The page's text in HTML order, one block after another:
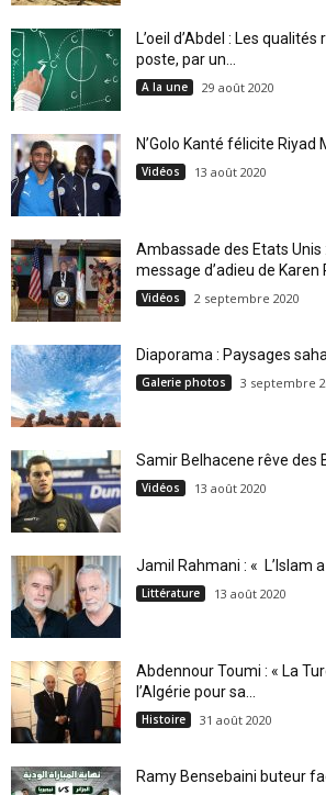
L’oeil d’Abdel : Les
poste, par un...
A la une 29 août 2020
N’Golo Kanté félicite Riyad
Vidéos 13 août 2020
Ambassade des Etats Unis
message d’adieu de Karen
Vidéos 2 septembre 2020
Diaporama : Paysages
Galerie photos 3 septembre
Samir Belhacene rêve des
Vidéos 13 août 2020
Jamil Rahmani : « L’Islam
Littérature 13 août 2020
Abdennour Toumi : « La
l’Algérie pour sa...
Histoire 31 août 2020
Ramy Bensebaini buteur